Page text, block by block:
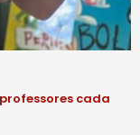
cada